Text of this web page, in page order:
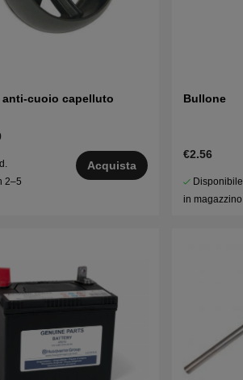
anti-cuoio capelluto
2–5
Acquista
Bullone
€2.56
Disponibile
in magazzino